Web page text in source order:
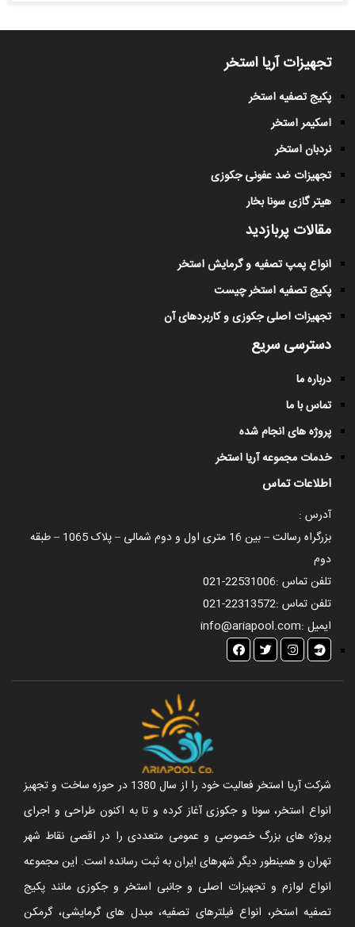
تجهیزات آریا استخر
پکیج تصفیه استخر
اسکیمر استخر
نردبان استخر
تجهیزات ضد عفونی جکوزی
هیتر گازی سونا بخار
مقالات پربازدید
انواع پمپ تصفیه و گرمایش استخر
پکیج تصفیه استخر چیست
تجهیزات اصلی جکوزی و کاربردهای آن
دسترسی سریع
درباره ما
تماس با ما
پروژه های انجام شده
خدمات مجموعه آریا استخر
اطلاعات تماس
آدرس :
بزرگراه رسالت – بین 16 متری اول و دوم شمالی – پلاک 1065 – طبقه
دوم
تلفن تماس :021-22531006
تلفن تماس :021-22313572
ایمیل :info@ariapool.com
شرکت آریا استخر فعالیت خود را از سال 1380 در حوزه ساخت و تجهیز
انواع استخر، سونا و جکوزی آغاز کرده و تا به اکنون طراحی و اجرای
پروژه های بزرگ خصوصی و عمومی متعددی را در اقصی نقاط شهر
تهران و همینطور دیگر شهرهای ایران به ثبت رسانده است. این مجموعه
انواع لوازم و تجهیزات اصلی و جانبی استخر و جکوزی مانند پکیج
تصفیه استخر، انواع فیلترهای تصفیه، مبدل های گرمایشی، گرمکن